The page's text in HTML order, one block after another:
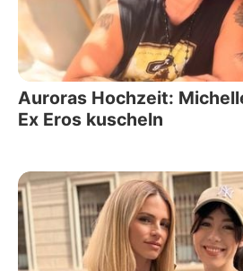
Auroras Hochzeit:
Ex Eros kuscheln